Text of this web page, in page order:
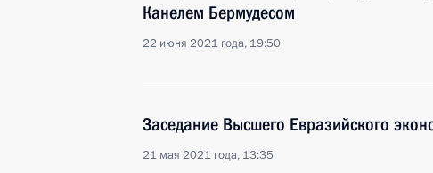
Канелем Бермудесом
22 июня 2021 года, 19:50
Заседание Высшего Евразийского
21 мая 2021 года, 13:35